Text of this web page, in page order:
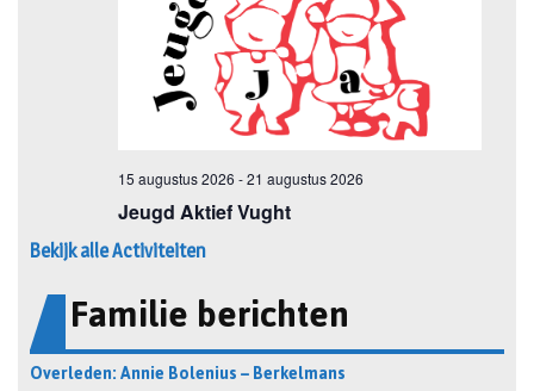
Bekijk alle Activiteiten
Familie berichten
Overleden: Annie Bolenius – Berkelmans